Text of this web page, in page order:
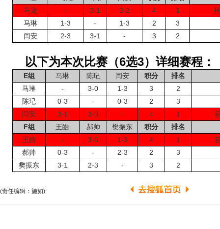
马龙
- 3-1 3-2 4 1
马琳
1-3 - 1-3 2
3
闫安
2-3 3-1 - 3 2
以下为本次比赛（6选3）详细赛程：
E组 马琳 陈玘 闫安 积分
排名
马琳
- 3-0 1-3 3
2
陈玘
0-3 - 0-3 2
3
闫安
3-1 3-0 - 4 1
F组
王皓 郝帅 樊振东 积分
排名
王皓
- 3-0 1-3 4 1
郝帅
0-3 - 2-3 2
3
樊振东
3-1 2-3 - 3 2
(责任编辑：施如)